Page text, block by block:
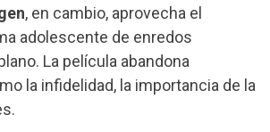
, en cambio, aprovecha el
adolescente de enredos
La película abandona
la infidelidad, la importancia de la